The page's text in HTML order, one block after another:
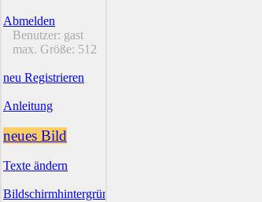
Abmelden
Benutzer: gast
max. Größe: 512
neu Registrieren
Anleitung
neues Bild
Texte ändern
Bildschirmhintergründe